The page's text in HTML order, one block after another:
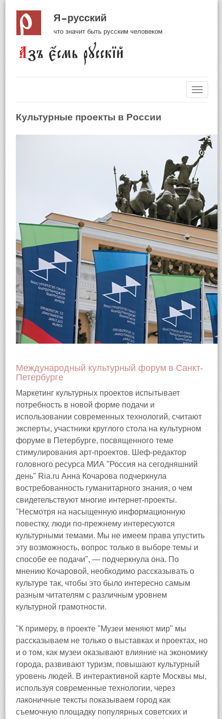
Я русский
что значит быть русским человеком
Культурные проекты в России
Международный культурный форум в Санкт-
Петербурге
Маркетинг культурных проектов испытывает
потребность в новой форме подачи и
использовании современных технологий, считают
эксперты, участники круглого стола на культурном
форуме в Петербурге, посвященного теме
стимулирования арт-проектов. Шеф-редактор
головного ресурса МИА "Россия на сегодняшний
день" Ria.ru Анна Кочарова подчеркнула
востребованность гуманитарного знания, о чем
свидетельствуют многие интернет-проекты.
"Несмотря на насыщенную информационную
повестку, люди по-прежнему интересуются
культурными темами. Мы не имеем права упустить
эту возможность, вопрос только в выборе темы и
способе ее подачи", — подчеркнула она. По
мнению Кочаровой, необходимо рассказывать о
культуре так, чтобы это было интересно самым
разным читателям с различным уровнем
культурной грамотности.
"К примеру, в проекте "Музеи меняют мир" мы
рассказываем не только о выставках и проектах, но
и о том, как музеи оказывают влияние на экономику
города, развивают туризм, повышают культурный
уровень людей. В интерактивной карте Москвы мы,
используя современные технологии, через
лаконичные тексты показываем город как
съемочную площадку популярных советских и